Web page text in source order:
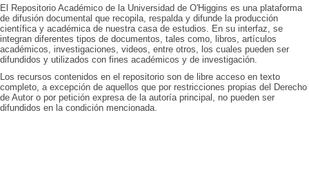
El Repositorio Académico de la Universidad de O'Higgins es una plataforma
de difusión documental que recopila, respalda y difunde la producción
científica y académica de nuestra casa de estudios. En su interfaz, se
integran diferentes tipos de documentos, tales como, libros, artículos
académicos, investigaciones, videos, entre otros, los cuales pueden ser
difundidos y utilizados con fines académicos y de investigación.
Los recursos contenidos en el repositorio son de libre acceso en texto
completo, a excepción de aquellos que por restricciones propias del Derecho
de Autor o por petición expresa de la autoría principal, no pueden ser
difundidos en la condición mencionada.